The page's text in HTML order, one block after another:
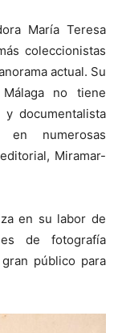
María Teresa
coleccionistas
actual. Su
no tiene
documentalista
numerosas
Miramar-
en su labor de
de fotografía
público para